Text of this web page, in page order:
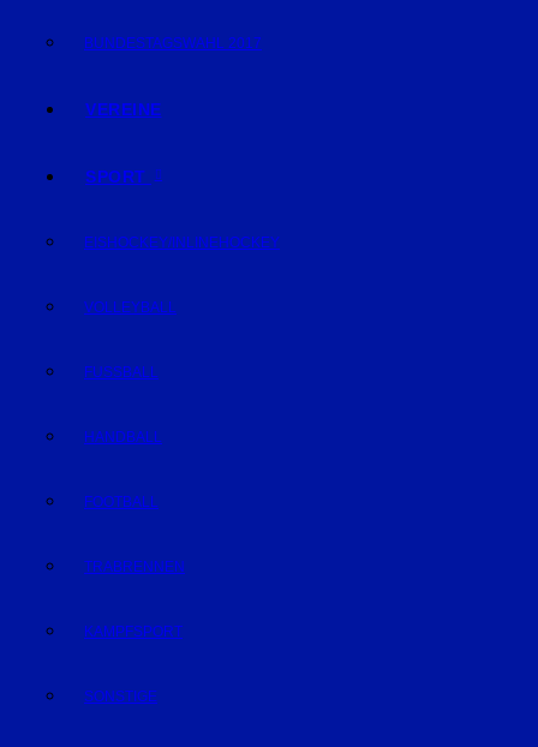
BUNDESTAGSWAHL 2017
VEREINE
SPORT
EISHOCKEY/INLINEHOCKEY
VOLLEYBALL
FUSSBALL
HANDBALL
FOOTBALL
TRABRENNEN
KAMPFSPORT
SONSTIGE